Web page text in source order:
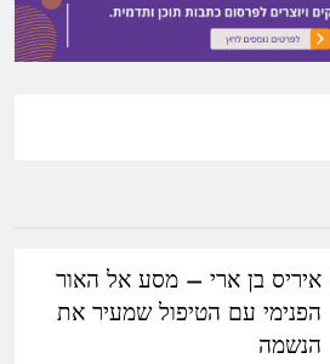
איריס בן ארי – מסע אל האור
הפנימי עם הטיפול שמעיר את
הנשמה